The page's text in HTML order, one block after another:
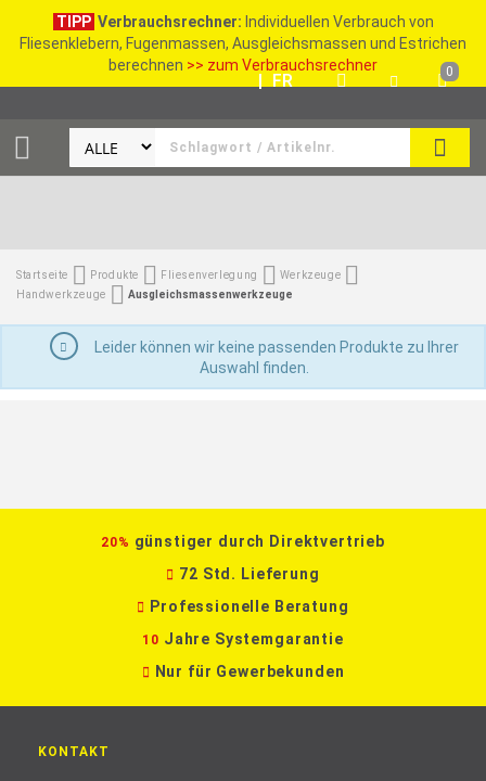
TIPP Verbrauchsrechner: Individuellen Verbrauch von
Fliesenklebern, Fugenmassen, Ausgleichsmassen und Estrichen
berechnen >> zum Verbrauchsrechner
SUCHE
| FR 0
Startseite Produkte Fliesenverlegung
Werkzeuge
Handwerkzeuge
Ausgleichsmassenwerkzeuge
Leider können wir keine passenden Produkte zu Ihrer
Auswahl finden.
20% günstiger durch Direktvertrieb
72 Std. Lieferung
Professionelle Beratung
10 Jahre Systemgarantie
Nur für Gewerbekunden
KONTAKT